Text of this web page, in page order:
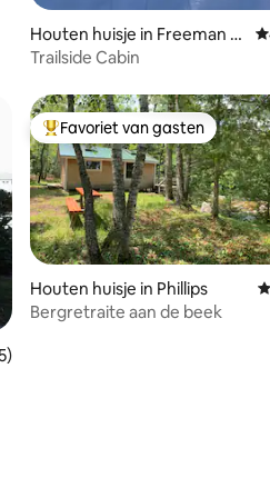
Houten huisje in Freeman T
ownship
Trailside Cabin
van 4,88 op 5, 1.005
Topfavoriet van gasten
Favoriet van gasten
Houten huisje in Phillips
Bergretraite aan de beek